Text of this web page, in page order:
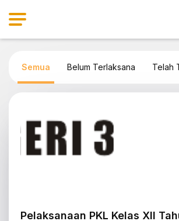
Semua Belum Terlaksana Telah
Pelaksanaan PKL Kelas XII